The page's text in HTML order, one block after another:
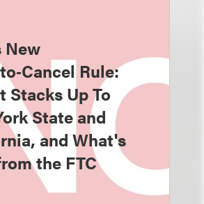
New
Rule:
Stacks Up To
State and
and What's
the FTC